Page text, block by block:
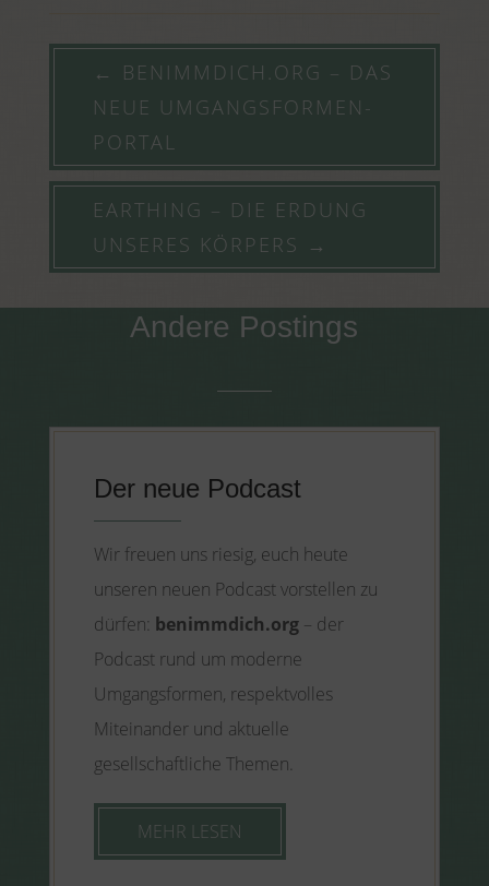
← BENIMMDICH.ORG – DAS
NEUE UMGANGSFORMEN-
PORTAL
EARTHING – DIE ERDUNG
UNSERES KÖRPERS →
Andere Postings
Der neue Podcast
Wir freuen uns riesig, euch heute
unseren neuen Podcast vorstellen zu
dürfen: benimmdich.org– der
Podcast rund um moderne
Umgangsformen, respektvolles
Miteinander und aktuelle
gesellschaftliche Themen.
MEHR LESEN